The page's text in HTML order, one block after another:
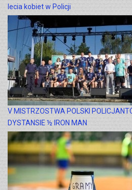
lecia kobiet w Policji
V MISTRZOSTWA POLSKI
DYSTANSIE ½ IRON MAN